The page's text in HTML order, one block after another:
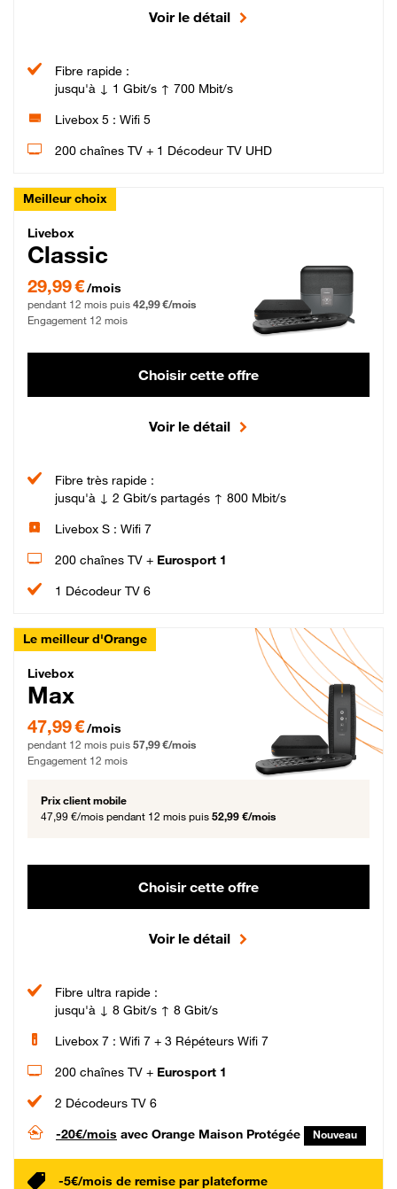
Voir le détail
Fibre rapide :
jusqu'à ↓ 1 Gbit/s ↑ 700 Mbit/s
Livebox 5 : Wifi 5
200 chaînes TV + 1 Décodeur TV UHD
Meilleur choix
Livebox Classic Fibre
Livebox
Classic
29,99 € par mois pendant 12 mois puis 42,99 € par mois, Engagement 12 mois
29,99 €/mois
pendant 12 mois puis 42,99 €/mois
Engagement 12 mois
Choisir cette offre
Voir le détail
Fibre très rapide :
jusqu'à ↓ 2 Gbit/s partagés ↑ 800 Mbit/s
Livebox S : Wifi 7
200 chaînes TV + Eurosport 1
1 Décodeur TV 6
Le meilleur d'Orange
Livebox Max Fibre
Livebox
Max
47,99 € par mois pendant 12 mois puis 57,99 € par mois, Engagement 12 mois
47,99 €/mois
pendant 12 mois puis 57,99 €/mois
Engagement 12 mois
Prix client mobile
47,99 €/mois pendant 12 mois puis 52,99 €/mois
Choisir cette offre
Voir le détail
Fibre ultra rapide :
jusqu'à ↓ 8 Gbit/s ↑ 8 Gbit/s
Livebox 7 : Wifi 7 + 3 Répéteurs Wifi 7
200 chaînes TV + Eurosport 1
2 Décodeurs TV 6
-20€/mois avec Orange Maison Protégée Nouveau
-5€/mois de remise par plateforme